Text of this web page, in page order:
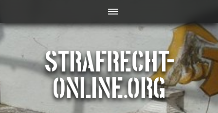
STRAFRECHT-
ONLINE.ORG